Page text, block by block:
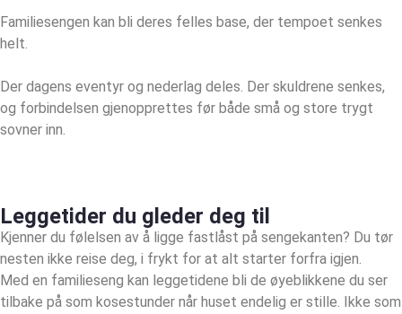
Familiesengen kan bli deres felles base, der tempoet senkes
helt.
Der dagens eventyr og nederlag deles. Der skuldrene senkes,
og forbindelsen gjenopprettes før både små og store trygt
sovner inn.
Leggetider du gleder deg til
Kjenner du følelsen av å ligge fastlåst på sengekanten? Du tør
nesten ikke reise deg, i frykt for at alt starter forfra igjen.
Med en familieseng kan leggetidene bli de øyeblikkene du ser
tilbake på som kosestunder når huset endelig er stille. Ikke som